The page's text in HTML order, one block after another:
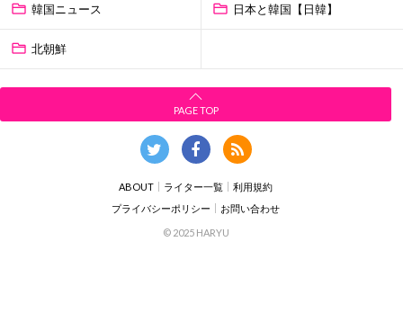
韓国ニュース 日本と韓国【日韓】
北朝鮮
PAGE TOP
ABOUT ライター一覧
利用規約
プライバシーポリシー
お問い合わせ
© 2025 HARYU